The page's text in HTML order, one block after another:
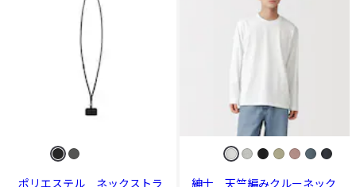
ポリエステル ネックストラ
紳士 天竺編みクルーネック